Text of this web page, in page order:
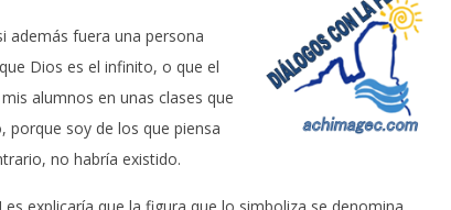
además fuera una persona
Dios es el infinito, o que el
alumnos en unas clases que
porque soy de los que piensa
no habría existido.